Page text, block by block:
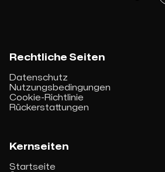
Kernseiten
Startseite
Rechtliche Seiten
Datenschutz
Nutzungsbedingungen
Cookie-Richtlinie
Rückerstattungen